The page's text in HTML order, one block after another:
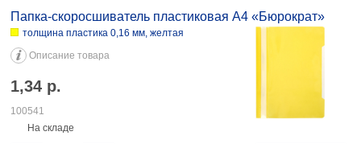
Папка-скоросшиватель пластиковая А4 «Бюрократ»
толщина пластика 0,16 мм, желтая
Описание товара
1,34 р.
100541
На складе